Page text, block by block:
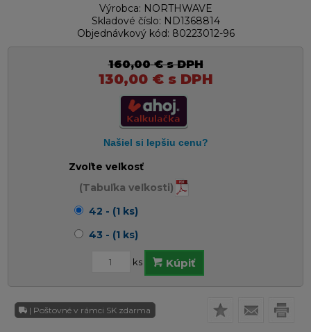
Výrobca: NORTHWAVE
Skladové číslo: ND1368814
Objednávkový kód: 80223012-96
160,00 €s DPH
130,00 €s DPH
Zvoľte veľkosť
(Tabuľka veľkosti)
42 - (1 ks)
43 - (1 ks)
ks Kúpiť
| Poštovné v rámci SK zdarma